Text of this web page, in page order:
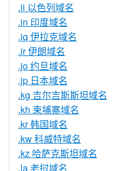
.il 以色列域名
.in 印度域名
.iq 伊拉克域名
.ir 伊朗域名
.jo 约旦域名
.jp 日本域名
.kg 吉尔吉斯斯坦域名
.kh 柬埔寨域名
.kr 韩国域名
.kw 科威特域名
.kz 哈萨克斯坦域名
.la 老挝域名